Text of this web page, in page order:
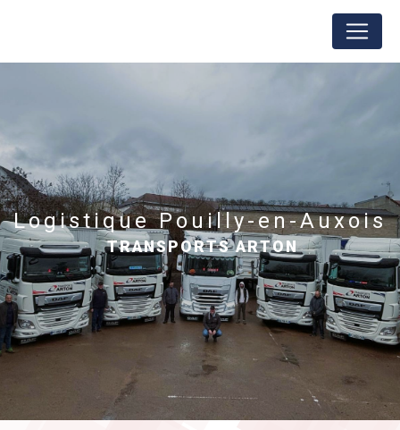
logistique Pouilly-en-Auxois
TRANSPORTS ARTON